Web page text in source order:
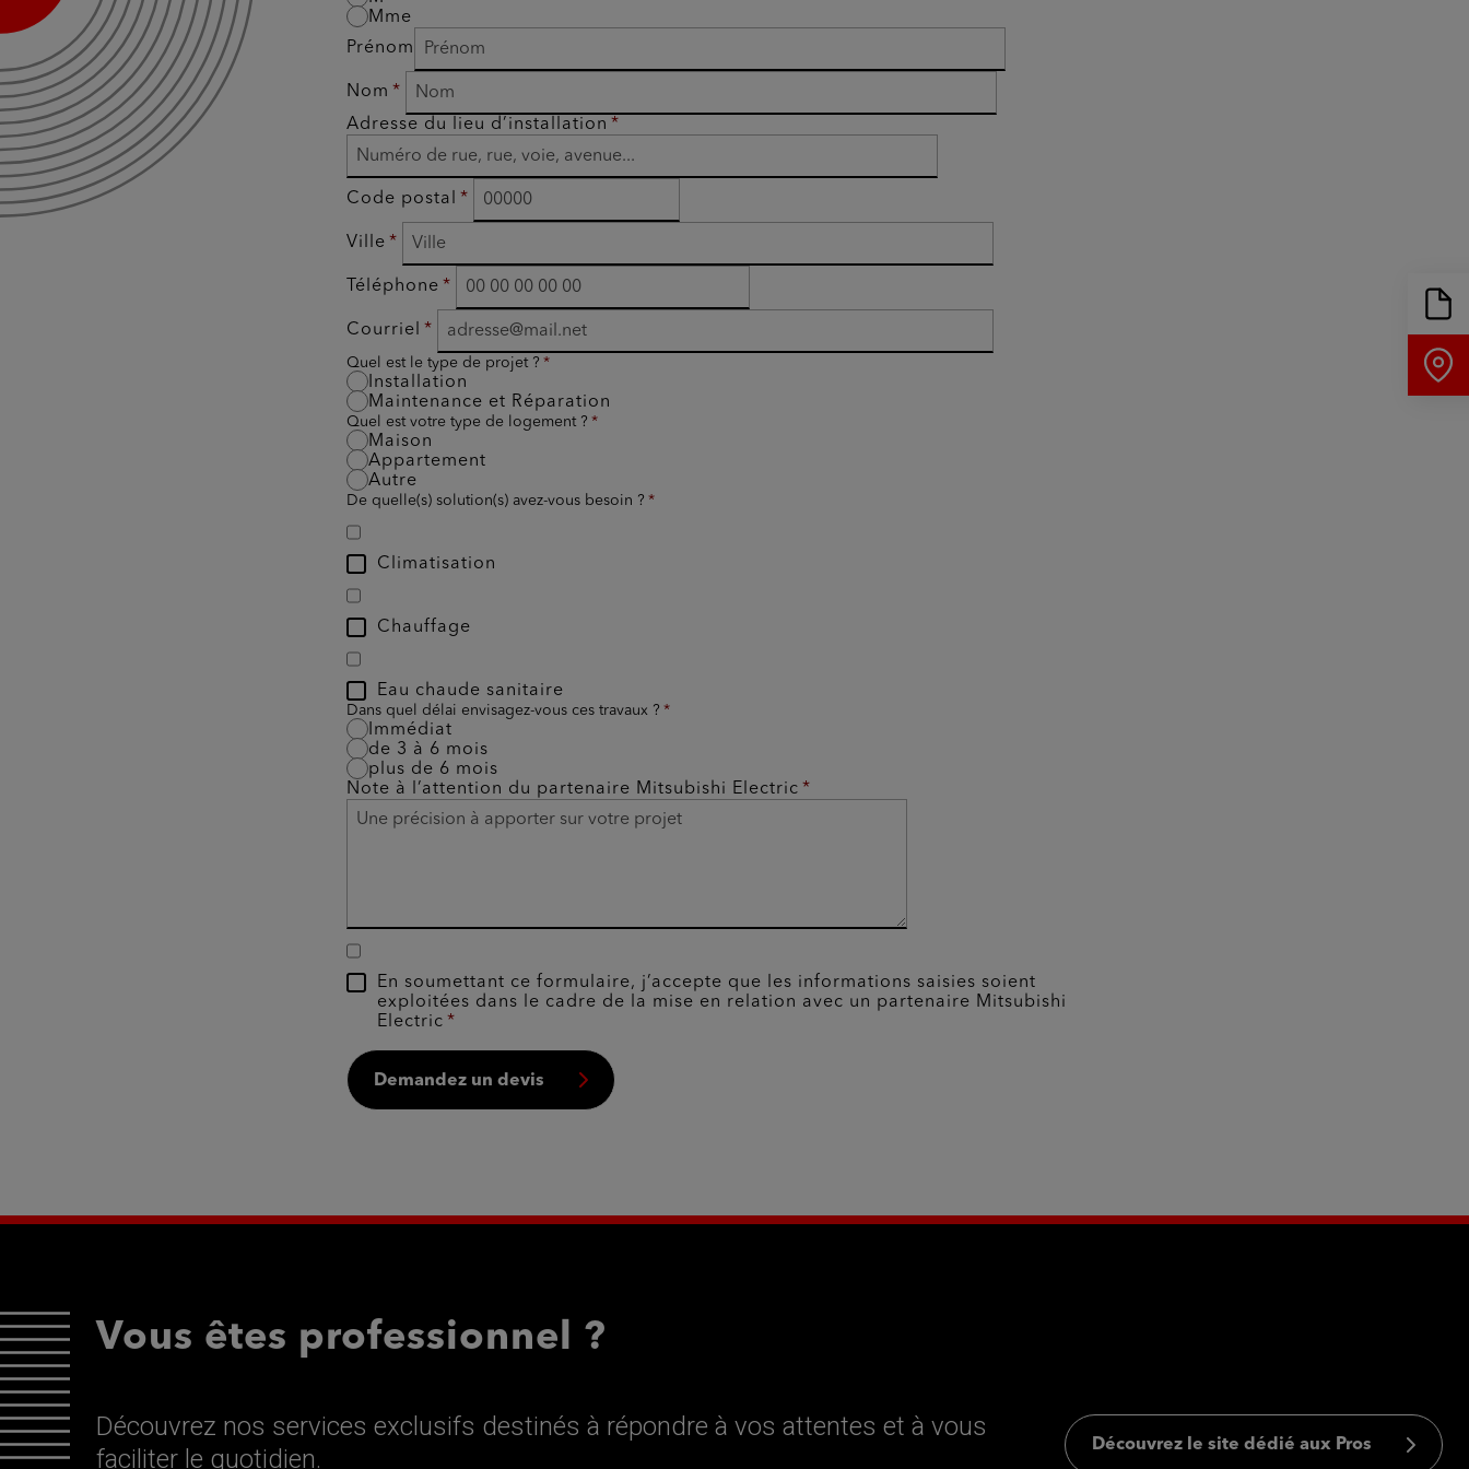
Mme
Prénom
Nom
Adresse du lieu d’installation
Code postal
Ville
Téléphone
Courriel
Quel est le type de projet ?
Installation
Maintenance et Réparation
Quel est votre type de logement ?
Maison
Appartement
Autre
De quelle(s) solution(s) avez-vous besoin ?
Climatisation
Chauffage
Eau chaude sanitaire
Dans quel délai envisagez-vous ces travaux ?
Immédiat
de 3 à 6 mois
plus de 6 mois
Note à l’attention du partenaire Mitsubishi Electric
En soumettant ce formulaire, j’accepte que les informations saisies soient
exploitées dans le cadre de la mise en relation avec un partenaire Mitsubishi
Electric
Demandez un devis
Vous êtes professionnel ?
Découvrez nos services exclusifs destinés à répondre à vos attentes et à vous
faciliter le quotidien.
Découvrez le site dédié aux Pros